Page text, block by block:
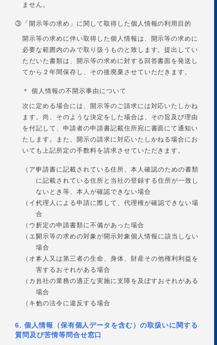
ません。
③ 「開示等の求め」に関して取得した個人情報の利用目的
開示等の求めに伴い取得した個人情報は、開示等の求めに
必要な範囲内のみで取り扱うものと致します。提出してい
ただいた書類は、開示等の求めに対する回答書面を発送し
てから２年間保存し、その後廃棄させていただきます。
＊ 個人情報の不開示事由について
次に定める場合には、開示等のご請求には対応いたしかね
ます。尚、そのような決定をした場合は、その旨及び理由
を付記して、申請者の申請書記載住所宛に書面にて通知い
たします。また、開示の請求に対応いたしかねる場合にお
いても上記所定の手数料を請求させていただきます。
（ア）申請書に記載されている住所、本人確認のための書類
に記載されている住所と当社の登録する住所が一致し
ないとき等、本人が確認できない場合
（イ）代理人による申請に際して、代理権が確認できない場
合
（ウ）所定の申請書類に不備があった場合
（エ）開示等の求めの対象が開示対象個人情報に該当しない
場合
（オ）本人又は第三者の生命、身体、財産その他権利利益を
害するおそれがある場合
（カ）当社の業務の適正な実施に支障を及ぼすおそれがある
場合
（キ）他の法令に違反する場合
6. 個人情報（保有個人データを含む）の取扱いに関する
質問及び苦情等問合せ窓口